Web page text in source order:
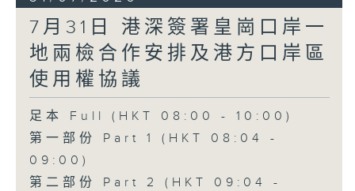
7月31日 港深簽署皇崗口岸一
地兩檢合作安排及港方口岸區
使用權協議
足本 Full (HKT 08:00 - 10:00)
第一部份 Part 1 (HKT 08:04 -
09:00)
第二部份 Part 2 (HKT 09:04 -